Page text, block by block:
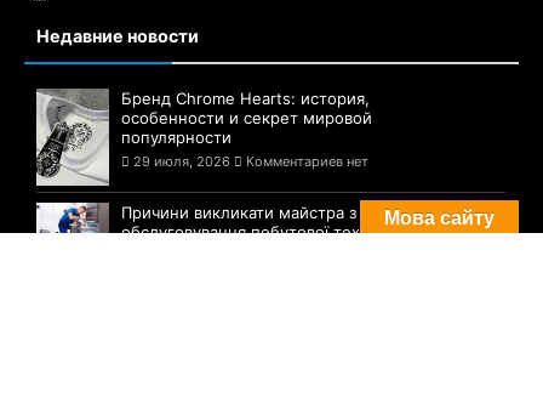
Недавние новости
Бренд Chrome Hearts: история,
особенности и секрет мировой
популярности
29 июля, 2026 Комментариев нет
Причини викликати майстра з ремонту та
обслуговування побутової техніки
Мова сайту